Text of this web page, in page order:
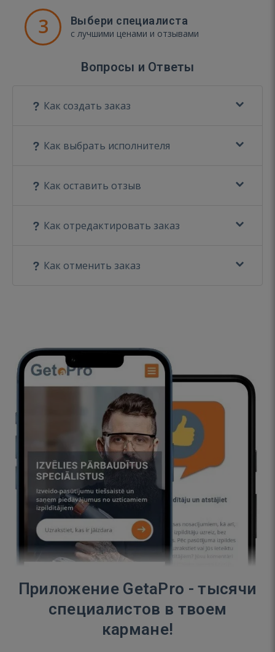
3 Выбери специалиста
с лучшими ценами и отзывами
Вопросы и Ответы
Как создать заказ
Как выбрать исполнителя
Как оставить отзыв
Как отредактировать заказ
Как отменить заказ
Приложение GetaPro - тысячи
специалистов в твоем
кармане!